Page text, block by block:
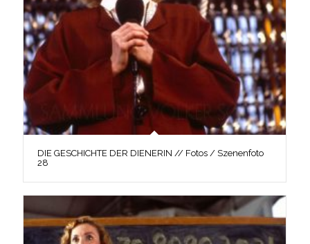
DIE GESCHICHTE DER DIENERIN // Fotos / Szenenfoto
28